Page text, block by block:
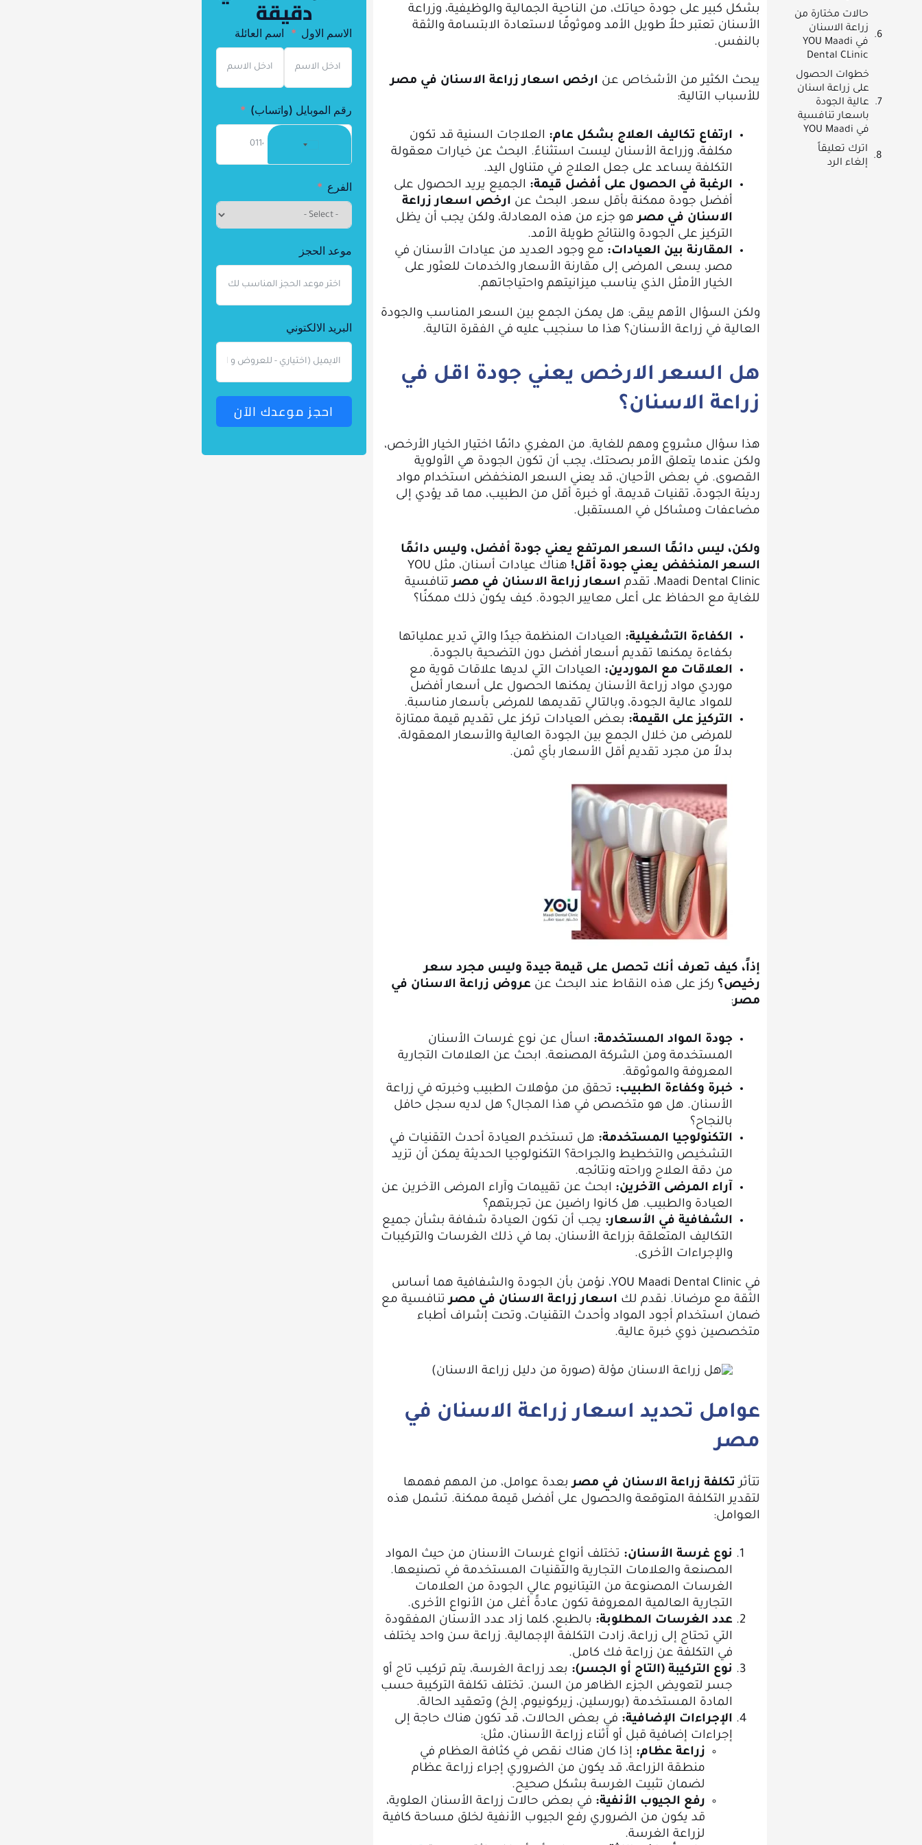
دقيقة
الاسم الاول اسم العائلة
رقم الموبايل (واتساب)
الفرع
موعد الحجز
البريد الالكتوني
احجز موعدك الآن
بشكل كبير على جودة حياتك، من الناحية الجمالية والوظيفية، وزراعة
الأسنان تعتبر حلاً طويل الأمد وموثوقًا لاستعادة الابتسامة والثقة
بالنفس.
يبحث الكثير من الأشخاص عن ارخص اسعار زراعة الاسنان في مصر
للأسباب التالية:
ارتفاع تكاليف العلاج بشكل عام: العلاجات السنية قد تكون
مكلفة، وزراعة الأسنان ليست استثناءً. البحث عن خيارات معقولة
التكلفة يساعد على جعل العلاج في متناول اليد.
الرغبة في الحصول على أفضل قيمة: الجميع يريد الحصول على
أفضل جودة ممكنة بأقل سعر. البحث عن ارخص اسعار زراعة
الاسنان في مصرهو جزء من هذه المعادلة، ولكن يجب أن يظل
التركيز على الجودة والنتائج طويلة الأمد.
المقارنة بين العيادات: مع وجود العديد من عيادات الأسنان في
مصر، يسعى المرضى إلى مقارنة الأسعار والخدمات للعثور على
الخيار الأمثل الذي يناسب ميزانيتهم واحتياجاتهم.
ولكن السؤال الأهم يبقى: هل يمكن الجمع بين السعر المناسب والجودة
العالية في زراعة الأسنان؟ هذا ما سنجيب عليه في الفقرة التالية.
هل السعر الارخص يعني جودة اقل في
زراعة الاسنان؟
هذا سؤال مشروع ومهم للغاية. من المغري دائمًا اختيار الخيار الأرخص،
ولكن عندما يتعلق الأمر بصحتك، يجب أن تكون الجودة هي الأولوية
القصوى. في بعض الأحيان، قد يعني السعر المنخفض استخدام مواد
رديئة الجودة، تقنيات قديمة، أو خبرة أقل من الطبيب، مما قد يؤدي إلى
مضاعفات ومشاكل في المستقبل.
ولكن، ليس دائمًا السعر المرتفع يعني جودة أفضل، وليس دائمًا
السعر المنخفض يعني جودة أقل!
هناك عيادات أسنان، مثل YOU
Maadi Dental Clinic، تقدم
اسعار زراعة الاسنان في مصرتنافسية
للغاية مع الحفاظ على أعلى معايير الجودة. كيف يكون ذلك ممكنًا؟
الكفاءة التشغيلية: العيادات المنظمة جيدًا والتي تدير عملياتها
بكفاءة يمكنها تقديم أسعار أفضل دون التضحية بالجودة.
العلاقات مع الموردين: العيادات التي لديها علاقات قوية مع
موردي مواد زراعة الأسنان يمكنها الحصول على أسعار أفضل
للمواد عالية الجودة، وبالتالي تقديمها للمرضى بأسعار مناسبة.
التركيز على القيمة: بعض العيادات تركز على تقديم قيمة ممتازة
للمرضى من خلال الجمع بين الجودة العالية والأسعار المعقولة،
بدلاً من مجرد تقديم أقل الأسعار بأي ثمن.
إذاً، كيف تعرف أنك تحصل على قيمة جيدة وليس مجرد سعر
رخيص؟ ركز على هذه النقاط عند البحث عن عروض زراعة الاسنان في
مصر:
جودة المواد المستخدمة: اسأل عن نوع غرسات الأسنان
المستخدمة ومن الشركة المصنعة. ابحث عن العلامات التجارية
المعروفة والموثوقة.
خبرة وكفاءة الطبيب: تحقق من مؤهلات الطبيب وخبرته في زراعة
الأسنان. هل هو متخصص في هذا المجال؟ هل لديه سجل حافل
بالنجاح؟
التكنولوجيا المستخدمة: هل تستخدم العيادة أحدث التقنيات في
التشخيص والتخطيط والجراحة؟ التكنولوجيا الحديثة يمكن أن تزيد
من دقة العلاج وراحته ونتائجه.
آراء المرضى الآخرين: ابحث عن تقييمات وآراء المرضى الآخرين عن
العيادة والطبيب. هل كانوا راضين عن تجربتهم؟
الشفافية في الأسعار: يجب أن تكون العيادة شفافة بشأن جميع
التكاليف المتعلقة بزراعة الأسنان، بما في ذلك الغرسات والتركيبات
والإجراءات الأخرى.
في YOU Maadi Dental Clinic، نؤمن بأن الجودة والشفافية هما أساس
الثقة مع مرضانا. نقدم لك اسعار زراعة الاسنان في مصرتنافسية مع
ضمان استخدام أجود المواد وأحدث التقنيات، وتحت إشراف أطباء
متخصصين ذوي خبرة عالية.
عوامل تحديد اسعار زراعة الاسنان في
مصر
تتأثر تكلفة زراعة الاسنان في مصربعدة عوامل، من المهم فهمها
لتقدير التكلفة المتوقعة والحصول على أفضل قيمة ممكنة. تشمل هذه
العوامل:
نوع غرسة الأسنان: تختلف أنواع غرسات الأسنان من حيث المواد
المصنعة والعلامات التجارية والتقنيات المستخدمة في تصنيعها.
الغرسات المصنوعة من التيتانيوم عالي الجودة من العلامات
التجارية العالمية المعروفة تكون عادةً أغلى من الأنواع الأخرى.
عدد الغرسات المطلوبة: بالطبع، كلما زاد عدد الأسنان المفقودة
التي تحتاج إلى زراعة، زادت التكلفة الإجمالية. زراعة سن واحد يختلف
في التكلفة عن زراعة فك كامل.
نوع التركيبة (التاج أو الجسر): بعد زراعة الغرسة، يتم تركيب تاج أو
جسر لتعويض الجزء الظاهر من السن. تختلف تكلفة التركيبة حسب
المادة المستخدمة (بورسلين، زيركونيوم، إلخ) وتعقيد الحالة.
الإجراءات الإضافية: في بعض الحالات، قد تكون هناك حاجة إلى
إجراءات إضافية قبل أو أثناء زراعة الأسنان، مثل:
زراعة عظام: إذا كان هناك نقص في كثافة العظام في
منطقة الزراعة، قد يكون من الضروري إجراء زراعة عظام
لضمان تثبيت الغرسة بشكل صحيح.
رفع الجيوب الأنفية: في بعض حالات زراعة الأسنان العلوية،
قد يكون من الضروري رفع الجيوب الأنفية لخلق مساحة كافية
لزراعة الغرسة.
حالات مختارة من
زراعة الاسنان
في YOU Maadi
Dental CLinic
خطوات الحصول
على زراعة اسنان
عالية الجودة
باسعار تنافسية
في YOU Maadi
اترك تعليقاً
إلغاء الرد